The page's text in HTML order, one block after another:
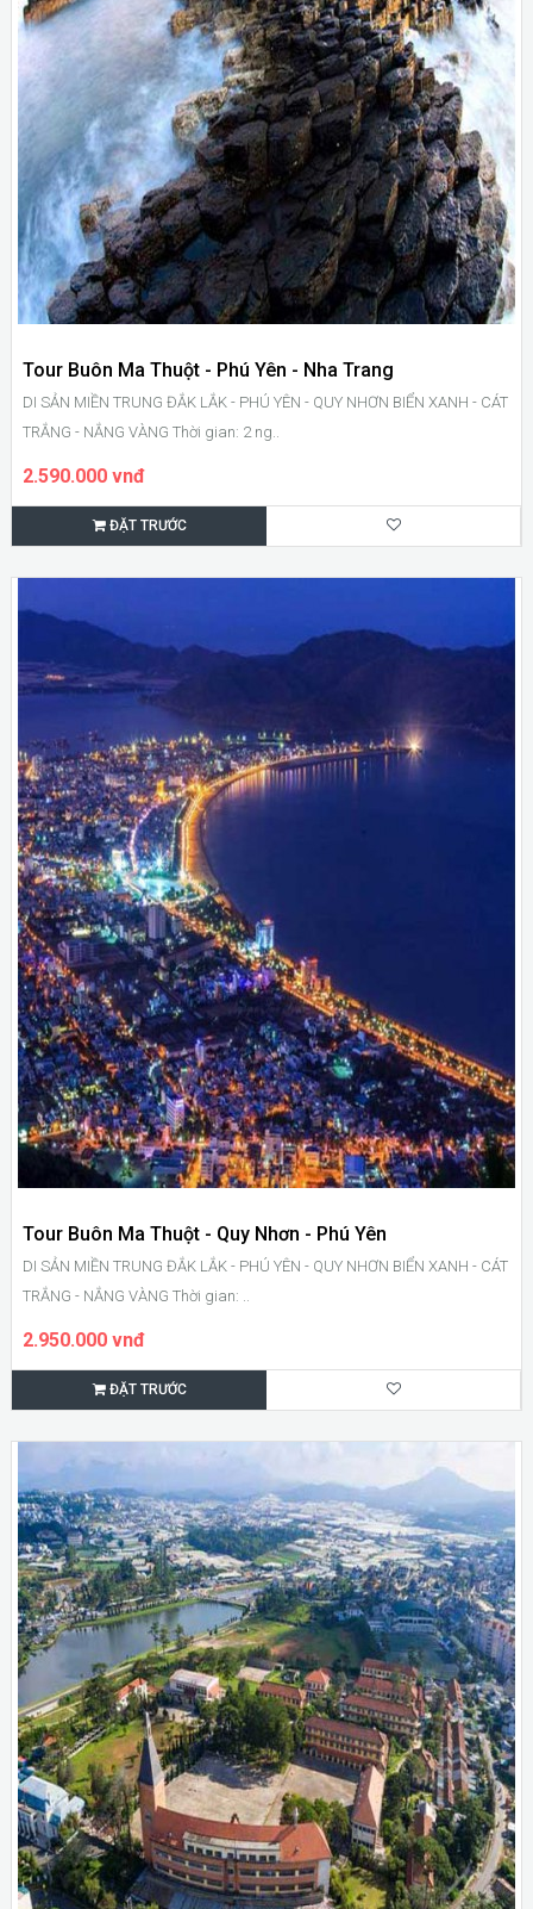
Tour Buôn Ma Thuột - Phú Yên - Nha Trang
DI SẢN MIỀN TRUNG ĐẮK LẮK - PHÚ YÊN - QUY NHƠN BIỂN XANH - CÁT
TRẮNG - NẮNG VÀNG Thời gian: 2 ng..
2.590.000 vnđ
ĐẶT TRƯỚC
Tour Buôn Ma Thuột - Quy Nhơn - Phú Yên
DI SẢN MIỀN TRUNG ĐẮK LẮK - PHÚ YÊN - QUY NHƠN BIỂN XANH - CÁT
TRẮNG - NẮNG VÀNG Thời gian: ..
2.950.000 vnđ
ĐẶT TRƯỚC